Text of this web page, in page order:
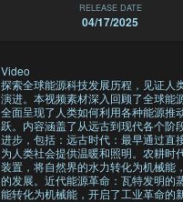
RELEASE DATE
04/17/2025
Video
探索全球能源科技发展历程，见证人
演进。本视频素材深入回顾了全球能
全面呈现了人类如何利用各种能源推
跃。内容涵盖了从远古到现代各个阶
进步，包括：远古时代：最早通过直
为人类社会提供温暖和照明。农耕时
装置，将自然界的水力转化为机械能
的发展。近代能源革命：瓦特发明的
能转化为机械能，开启了工业革命的